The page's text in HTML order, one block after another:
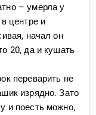
маркер
до
власти допом в
же, сколько
гоняли
еще) в нулевые, к
попыток
– умерла у
центре и
начал он
20, да и кушать
переварить не
изрядно. Зато
и поесть можно,